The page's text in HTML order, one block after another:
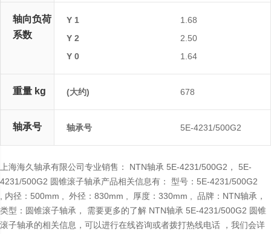
轴向负荷
系数
Y 1
1.68
Y 2
2.50
Y 0
1.64
重量 kg (大约) 678
轴承号 轴承号 5E-4231/500G2
上海海久轴承有限公司专业销售： NTN轴承 5E-4231/500G2， 5E-
4231/500G2 圆锥滚子轴承产品相关信息有： 型号：5E-4231/500G2
, 内径：500mm , 外径：830mm , 厚度：330mm , 品牌：NTN轴承，
类型：圆锥滚子轴承， 需要更多的了解 NTN轴承 5E-4231/500G2 圆锥
滚子轴承的相关信息，可以进行在线咨询或者拨打热线电话 ，我们会详